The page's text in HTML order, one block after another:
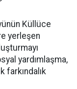
Küllüce
yerleşen
yardımlaşma,
farkındalık